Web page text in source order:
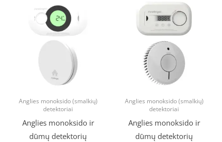
Anglies monoksido (smalkių)
detektoriai
Anglies monoksido ir
dūmų detektorių
Anglies monoksido (smalkių)
detektoriai
Anglies monoksido ir
dūmų detektorių